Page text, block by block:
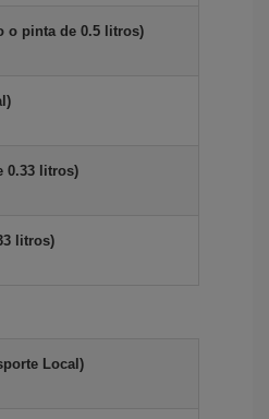
o pinta de 0.5 litros)
0.33 litros)
litros)
Local)